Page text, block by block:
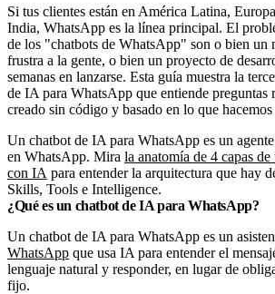
Si tus clientes están en América Latina,
India, WhatsApp es la línea principal. El
de los "chatbots de WhatsApp" son o bien un
frustra a la gente, o bien un proyecto de
semanas en lanzarse. Esta guía muestra la
de IA para WhatsApp que entiende preguntas
creado sin código y basado en lo que hacemos
Un chatbot de IA para WhatsApp es un
en WhatsApp. Mira la anatomía de 4 capas
con IA para entender la arquitectura que hay
Skills, Tools e Intelligence.
¿Qué es un chatbot de IA para WhatsApp?
Un chatbot de IA para WhatsApp es un
WhatsApp que usa IA para entender el
lenguaje natural y responder, en lugar de
fijo.